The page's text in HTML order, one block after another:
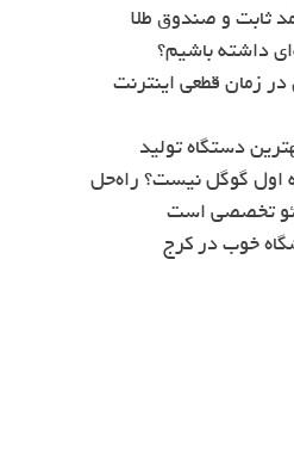
ثابت و صندوق طلا
داشته باشیم؟
زمان قطعی اینترنت
دستگاه تولید
اول گوگل نیست؟ راه‌حل
تخصصی است
خوب در کرج